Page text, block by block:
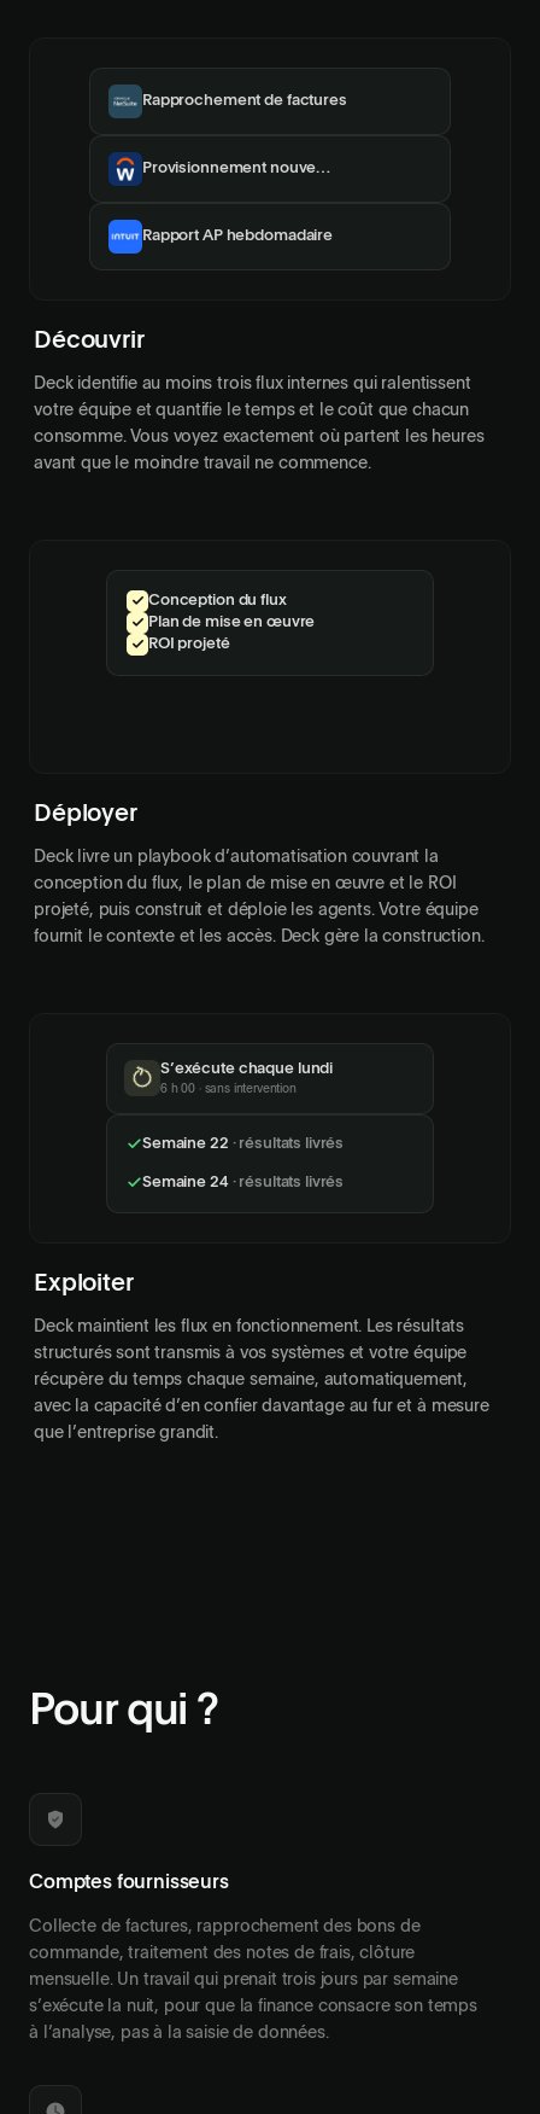
Rapprochement de factures
Provisionnement nouvelle recrue
Rapport AP hebdomadaire
Découvrir
Deck identifie au moins trois flux internes qui ralentissent
votre équipe et quantifie le temps et le coût que chacun
consomme. Vous voyez exactement où partent les heures
avant que le moindre travail ne commence.
Conception du flux
Plan de mise en œuvre
ROI projeté
Déployer
Deck livre un playbook d’automatisation couvrant la
conception du flux, le plan de mise en œuvre et le ROI
projeté, puis construit et déploie les agents. Votre équipe
fournit le contexte et les accès. Deck gère la construction.
S’exécute chaque lundi
6 h 00 · sans intervention
Semaine 22 · résultats livrés
Exploiter
Deck maintient les flux en fonctionnement. Les résultats
structurés sont transmis à vos systèmes et votre équipe
récupère du temps chaque semaine, automatiquement,
avec la capacité d’en confier davantage au fur et à mesure
que l’entreprise grandit.
Pour qui ?
Comptes fournisseurs
Collecte de factures, rapprochement des bons de
commande, traitement des notes de frais, clôture
mensuelle. Un travail qui prenait trois jours par semaine
s’exécute la nuit, pour que la finance consacre son temps
à l’analyse, pas à la saisie de données.